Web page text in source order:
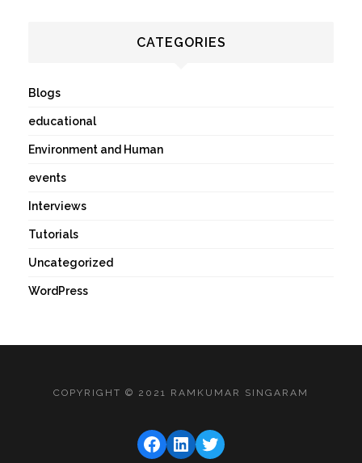
CATEGORIES
Blogs
educational
Environment and Human
events
Interviews
Tutorials
Uncategorized
WordPress
COPYRIGHT © 2021 RAMKUMAR SINGARAM
FACEBOOK
LINKEDIN
TWITTER